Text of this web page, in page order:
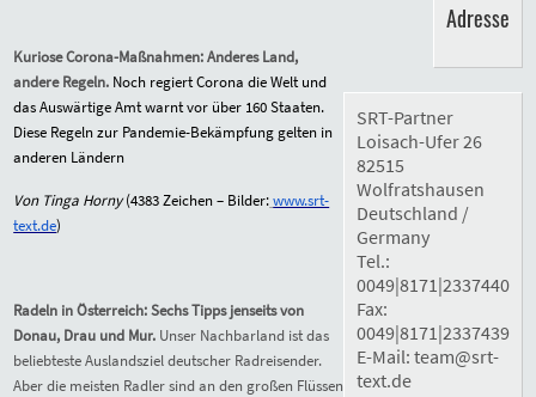
Kuriose Corona-Maßnahmen: Anderes Land,
andere Regeln. Noch regiert Corona die Welt und
das Auswärtige Amt warnt vor über 160 Staaten.
Diese Regeln zur Pandemie-Bekämpfung gelten in
anderen Ländern
Von Tinga Horny(4383Zeichen – Bilder:www.srt-
text.de)
Radeln in Österreich: Sechs Tipps jenseits von
Donau, Drau und Mur. Unser Nachbarland ist das
beliebteste Auslandsziel deutscher Radreisender.
Aber die meisten Radler sind an den großen Flüssen
Adresse
SRT-Partner
Loisach-Ufer 26
82515
Wolfratshausen
Deutschland /
Germany
Tel.:
0049|8171|2337440
Fax:
0049|8171|2337439
E-Mail: team@srt-
text.de